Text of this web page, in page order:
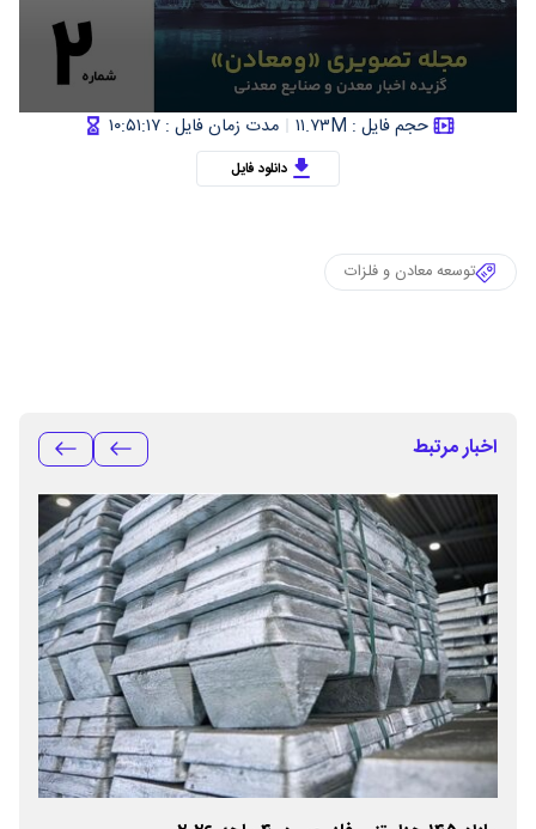
0
seconds حجم فایل : ۱۱.۷۳M مدت زمان فایل : ۱۰:۵۱:۱۷
دانلود فایل
توسعه معادن و فلزات
اخبار مرتبط